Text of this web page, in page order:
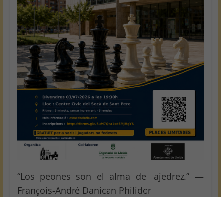
“Los peones son el alma del ajedrez.” —
François-André Danican Philidor